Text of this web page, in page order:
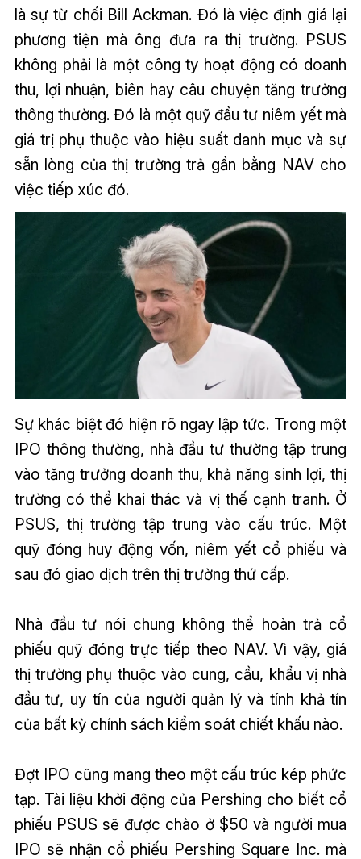
là sự từ chối Bill Ackman. Đó là việc định giá lại
phương tiện mà ông đưa ra thị trường. PSUS
không phải là một công ty hoạt động có doanh
thu, lợi nhuận, biên hay câu chuyện tăng trưởng
thông thường. Đó là một quỹ đầu tư niêm yết mà
giá trị phụ thuộc vào hiệu suất danh mục và sự
sẵn lòng của thị trường trả gần bằng NAV cho
việc tiếp xúc đó.
Sự khác biệt đó hiện rõ ngay lập tức. Trong một
IPO thông thường, nhà đầu tư thường tập trung
vào tăng trưởng doanh thu, khả năng sinh lợi, thị
trường có thể khai thác và vị thế cạnh tranh. Ở
PSUS, thị trường tập trung vào cấu trúc. Một
quỹ đóng huy động vốn, niêm yết cổ phiếu và
sau đó giao dịch trên thị trường thứ cấp.
Nhà đầu tư nói chung không thể hoàn trả cổ
phiếu quỹ đóng trực tiếp theo NAV. Vì vậy, giá
thị trường phụ thuộc vào cung, cầu, khẩu vị nhà
đầu tư, uy tín của người quản lý và tính khả tín
của bất kỳ chính sách kiểm soát chiết khấu nào.
Đợt IPO cũng mang theo một cấu trúc kép phức
tạp. Tài liệu khởi động của Pershing cho biết cổ
phiếu PSUS sẽ được chào ở $50 và người mua
IPO sẽ nhận cổ phiếu Pershing Square Inc. mà